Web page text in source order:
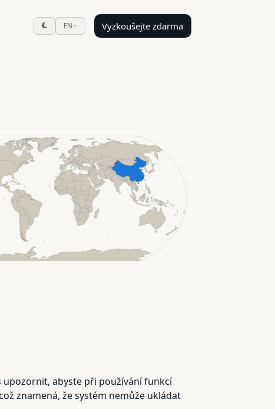
EN Vyzkoušejte zdarma
upozornit, abyste při používání funkcí
znamená, že systém nemůže ukládat